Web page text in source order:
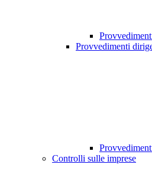
Provvedimenti
Controlli sulle imprese